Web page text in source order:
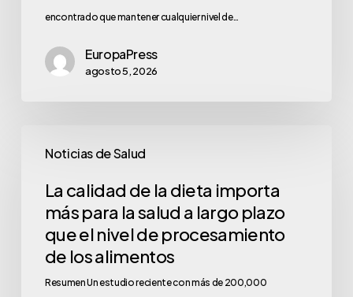
encontrado que mantener cualquier nivel de…
EuropaPress
agosto 5, 2026
Noticias de Salud
La calidad de la dieta importa
más para la salud a largo plazo
que el nivel de procesamiento
de los alimentos
Resumen Un estudio reciente con más de 200,000